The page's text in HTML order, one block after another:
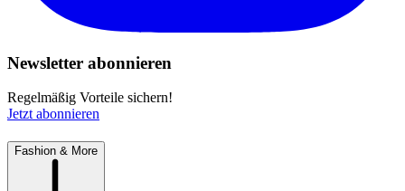
Newsletter abonnieren
Regelmäßig Vorteile sichern!
Jetzt abonnieren
Fashion & More